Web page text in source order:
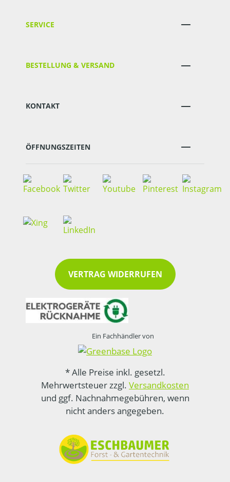
SERVICE
BESTELLUNG & VERSAND
KONTAKT
ÖFFNUNGSZEITEN
VERTRAG WIDERRUFEN
Ein Fachhändler von
* Alle Preise inkl. gesetzl.
Mehrwertsteuer zzgl. Versandkosten
und ggf. Nachnahmegebühren, wenn
nicht anders angegeben.